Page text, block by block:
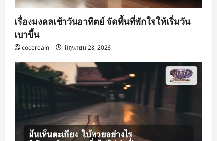
เรื่องมงคลเช้าวันอาทิตย์ จัดพื้นที่พักใจให้เริ่มวัน
เบาขึ้น
codeream มิถุนายน 28, 2026